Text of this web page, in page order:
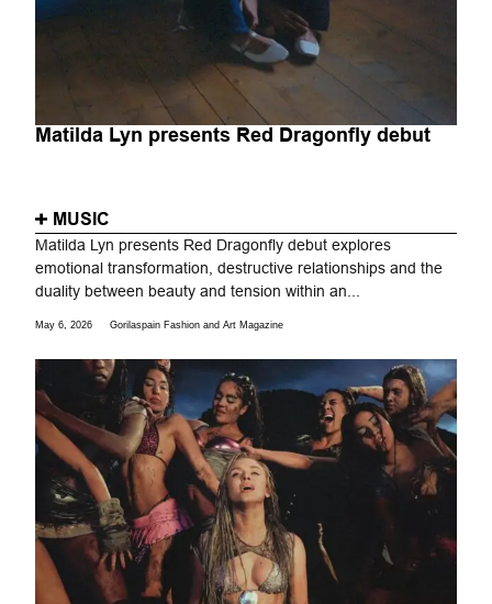
Matilda Lyn presents Red Dragonfly debut
MUSIC
Matilda Lyn presents Red Dragonfly debut explores
emotional transformation, destructive relationships and the
duality between beauty and tension within an...
May 6, 2026 Gorilaspain Fashion and Art Magazine